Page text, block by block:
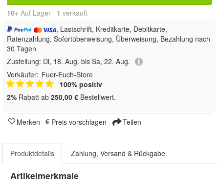
10+ Auf Lager 1 verkauft
, Lastschrift, Kreditkarte, Debitkarte,
Ratenzahlung, Sofortüberweisung, Überweisung, Bezahlung nach
30 Tagen
Zustellung: Di, 18. Aug. bis Sa, 22. Aug.
Verkäufer: Fuer-Euch-Store
100% positiv
2% Rabatt ab 250,00 € Bestellwert.
Merken Preis vorschlagen Teilen
Produktdetails Zahlung, Versand & Rückgabe
Artikelmerkmale